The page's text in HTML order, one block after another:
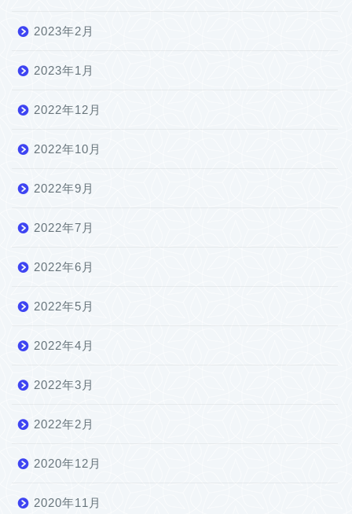
2023年2月
2023年1月
2022年12月
2022年10月
2022年9月
2022年7月
2022年6月
2022年5月
2022年4月
2022年3月
2022年2月
2020年12月
2020年11月